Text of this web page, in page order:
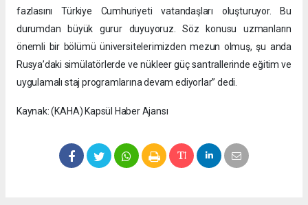
fazlasını Türkiye Cumhuriyeti vatandaşları oluşturuyor. Bu
durumdan büyük gurur duyuyoruz. Söz konusu uzmanların
önemli bir bölümü üniversitelerimizden mezun olmuş, şu anda
Rusya’daki simülatörlerde ve nükleer güç santrallerinde eğitim ve
uygulamalı staj programlarına devam ediyorlar” dedi.
Kaynak: (KAHA) Kapsül Haber Ajansı